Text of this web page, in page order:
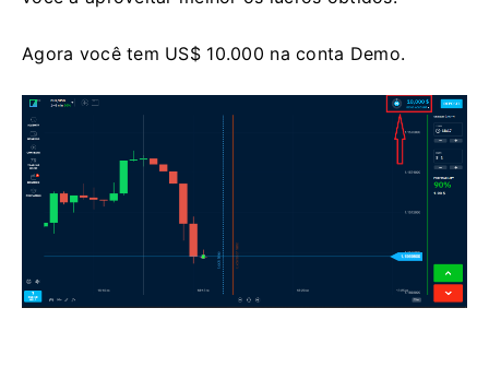
Agora você tem US$ 10.000 na conta Demo.